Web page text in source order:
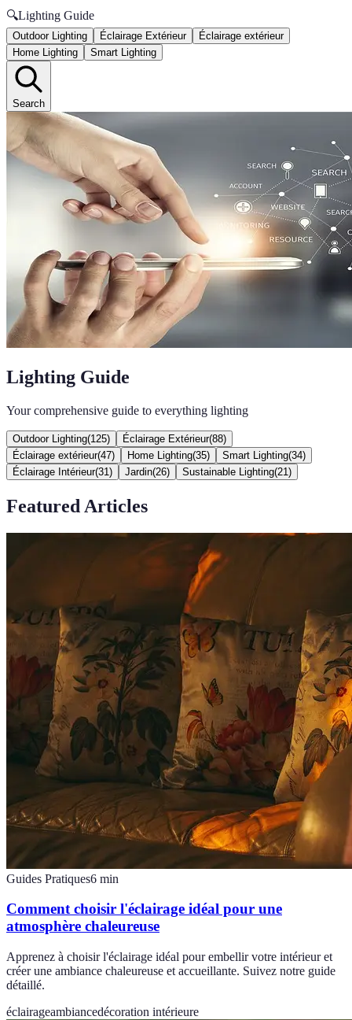
🔍Lighting Guide
Outdoor Lighting Éclairage Extérieur
Éclairage extérieur
Home Lighting
Smart Lighting
Search
Lighting Guide
Your comprehensive guide to everything lighting
Outdoor Lighting(125) Éclairage Extérieur(88)
Éclairage extérieur(47) Home Lighting(35) Smart Lighting(34)
Éclairage Intérieur(31 ) Jardin(26) Sustainable Lighting(21 )
Featured Articles
Guides Pratiques6 min
Comment choisir l'éclairage idéal pour une
atmosphère chaleureuse
Apprenez à choisir l'éclairage idéal pour embellir votre intérieur et
créer une ambiance chaleureuse et accueillante. Suivez notre guide
détaillé.
éclairageambiancedécoration intérieure